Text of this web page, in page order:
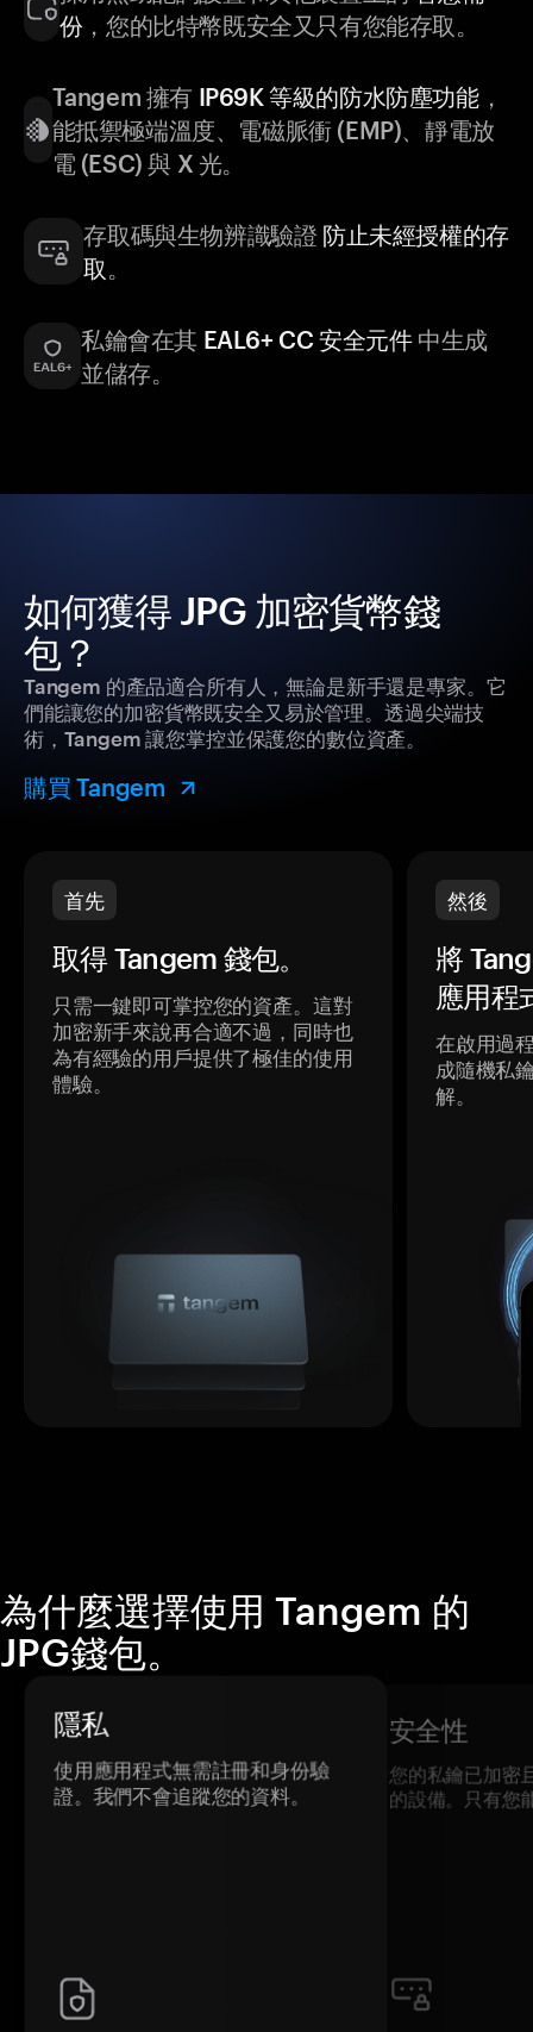
份，您的比特幣既安全又只有您能存取。
Tangem 擁有 IP69K 等級的防水防塵功能，
能抵禦極端溫度、電磁脈衝 (EMP)、靜電放
電 (ESC) 與 X 光。
存取碼與生物辨識驗證 防止未經授權的存
取 。
私鑰會在其 EAL6+ CC 安全元件中生成
並儲存。
如何獲得 JPG 加密貨幣錢
包？
Tangem 的產品適合所有人，無論是新手還是專家。它
們能讓您的加密貨幣既安全又易於管理。透過尖端技
術，Tangem 讓您掌控並保護您的數位資產。
購買 Tangem
首先
取得 Tangem 錢包。
只需一鍵即可掌控您的資產。這對
加密新手來說再合適不過，同時也
為有經驗的用戶提供了極佳的使用
體驗。
然後
將
應用程
在啟用過
成隨機私
解。
為什麼選擇使用 Tangem 的
JPG錢包。
隱私
使用應用程式無需註冊和身份驗
證。我們不會追蹤您的資料。
安全性
您的私鑰已加密
的設備。只有您